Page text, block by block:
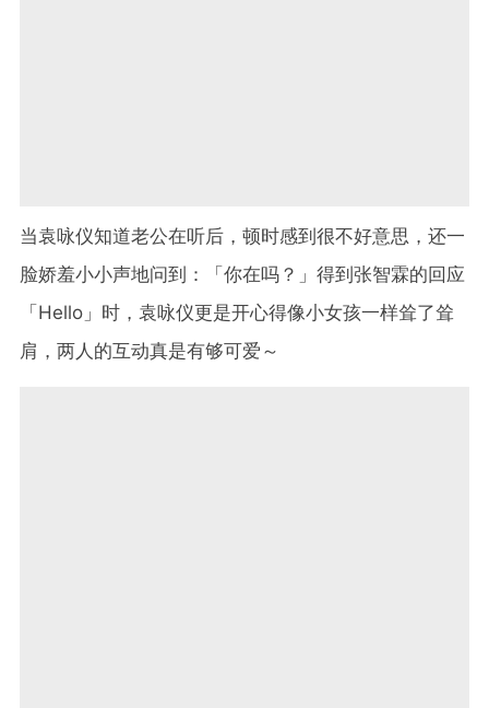
当袁咏仪知道老公在听后，顿时感到很不好意思，还一
脸娇羞小小声地问到：「你在吗？」得到张智霖的回应
「Hello 」时，袁咏仪更是开心得像小女孩一样耸了耸
肩，两人的互动真是有够可爱～